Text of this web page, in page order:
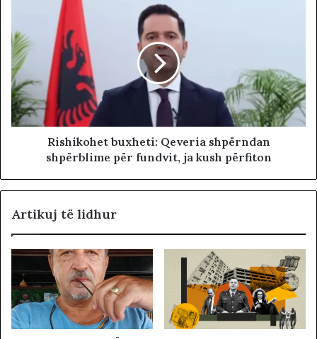
Rishikohet buxheti: Qeveria shpërndan
shpërblime për fundvit, ja kush përfiton
Artikuj të lidhur